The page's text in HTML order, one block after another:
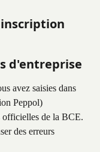
d'entreprise
avez saisies dans
Peppol)
officielles de la BCE.
des erreurs